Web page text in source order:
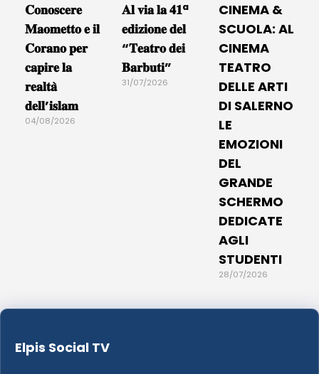
𝐂𝐨𝐧𝐨𝐬𝐜𝐞𝐫𝐞
𝐌𝐚𝐨𝐦𝐞𝐭𝐭𝐨 𝐞 𝐢𝐥
𝐂𝐨𝐫𝐚𝐧𝐨 𝐩𝐞𝐫
𝐜𝐚𝐩𝐢𝐫𝐞 𝐥𝐚
𝐫𝐞𝐚𝐥𝐭𝐚̀
𝐝𝐞𝐥𝐥’𝐢𝐬𝐥𝐚𝐦
04/08/2026
𝐀𝐥 𝐯𝐢𝐚 𝐥𝐚 𝟒𝟏ª
𝐞𝐝𝐢𝐳𝐢𝐨𝐧𝐞 𝐝𝐞𝐥
“𝐓𝐞𝐚𝐭𝐫𝐨 𝐝𝐞𝐢
𝐁𝐚𝐫𝐛𝐮𝐭𝐢”
31/07/2026
CINEMA &
SCUOLA: AL
CINEMA
TEATRO
DELLE ARTI
DI SALERNO
LE
EMOZIONI
DEL
GRANDE
SCHERMO
DEDICATE
AGLI
STUDENTI
28/07/2026
Elpis Social TV